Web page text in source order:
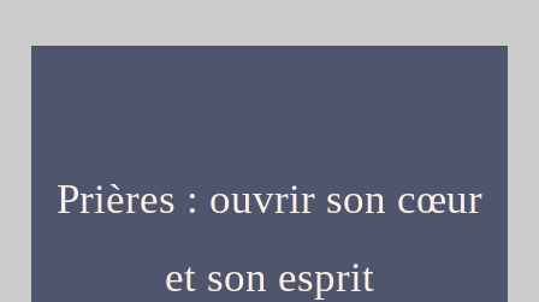
Prières : ouvrir son cœur
et son esprit